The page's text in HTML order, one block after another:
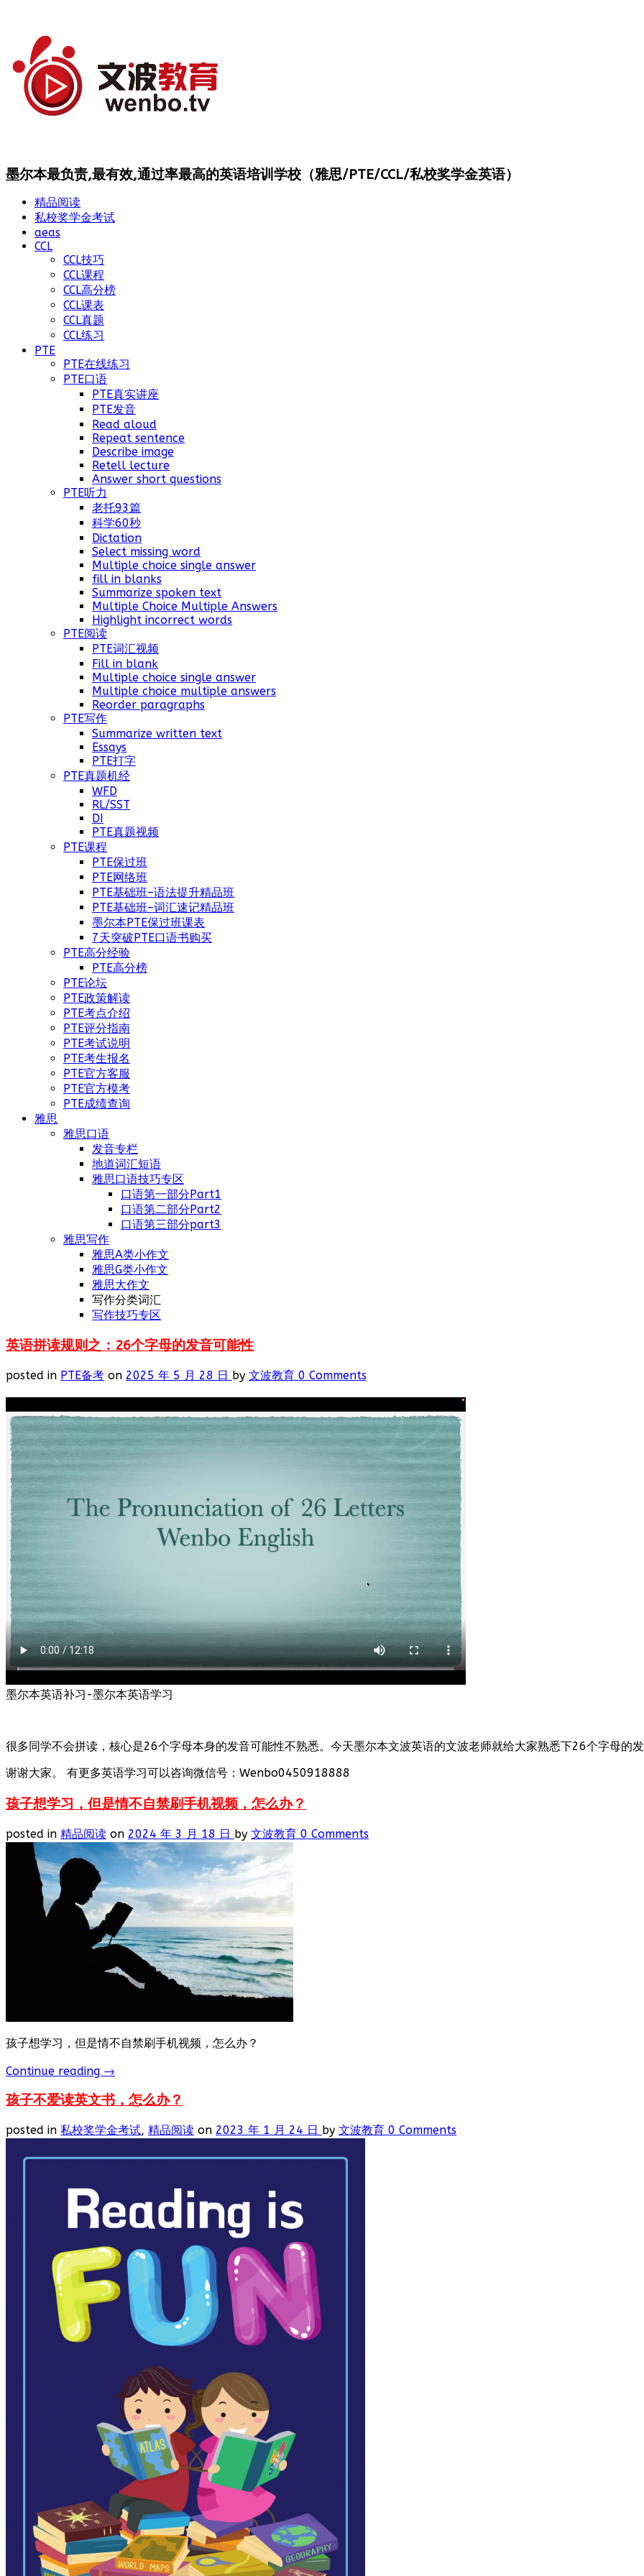
墨尔本最负责,最有效,通过率最高的英语培训学校（雅思/PTE/CCL/私校奖学金英语）
精品阅读
私校奖学金考试
aeas
CCL
CCL技巧
CCL课程
CCL高分榜
CCL课表
CCL真题
CCL练习
PTE
PTE在线练习
PTE口语
PTE真实讲座
PTE发音
Read aloud
Repeat sentence
Describe image
Retell lecture
Answer short questions
PTE听力
老托93篇
科学60秒
Dictation
Select missing word
Multiple choice single answer
fill in blanks
Summarize spoken text
Multiple Choice Multiple Answers
Highlight incorrect words
PTE阅读
PTE词汇视频
Fill in blank
Multiple choice single answer
Multiple choice multiple answers
Reorder paragraphs
PTE写作
Summarize written text
Essays
PTE打字
PTE真题机经
WFD
RL/SST
DI
PTE真题视频
PTE课程
PTE保过班
PTE网络班
PTE基础班–语法提升精品班
PTE基础班–词汇速记精品班
墨尔本PTE保过班课表
7天突破PTE口语书购买
PTE高分经验
PTE高分榜
PTE论坛
PTE政策解读
PTE考点介绍
PTE评分指南
PTE考试说明
PTE考生报名
PTE官方客服
PTE官方模考
PTE成绩查询
雅思
雅思口语
发音专栏
地道词汇短语
雅思口语技巧专区
口语第一部分Part1
口语第二部分Part2
口语第三部分part3
雅思写作
雅思A类小作文
雅思G类小作文
雅思大作文
写作分类词汇
写作技巧专区
英语拼读规则之：26个字母的发音可能性
posted in PTE备考 on 2025 年 5 月 28 日 by 文波教育 0 Comments
墨尔本英语补习-墨尔本英语学习
很多同学不会拼读，核心是26个字母本身的发音可能性不熟悉。今天墨尔本文波英语的文波老师就给大家熟悉下26个字母的发
谢谢大家。 有更多英语学习可以咨询微信号：Wenbo0450918888
孩子想学习，但是情不自禁刷手机视频，怎么办？
posted in 精品阅读 on 2024 年 3 月 18 日 by 文波教育 0 Comments
孩子想学习，但是情不自禁刷手机视频，怎么办？
Continue reading →
孩子不爱读英文书，怎么办？
posted in 私校奖学金考试, 精品阅读 on 2023 年 1 月 24 日 by 文波教育 0 Comments